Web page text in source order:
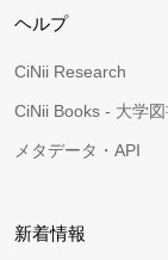
ヘルプ
CiNii Research
CiNii Books - 大学
メタデータ・API
新着情報